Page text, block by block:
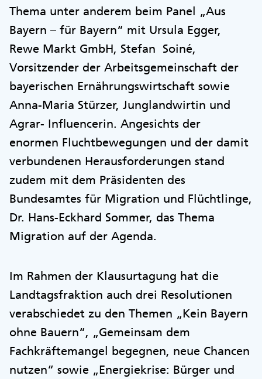
Thema unter anderem beim Panel „Aus
Bayern – für Bayern“ mit Ursula Egger,
Rewe Markt GmbH, Stefan Soiné,
Vorsitzender der Arbeitsgemeinschaft der
bayerischen Ernährungswirtschaft sowie
Anna-Maria Stürzer, Junglandwirtin und
Agrar- Influencerin. Angesichts der
enormen Fluchtbewegungen und der damit
verbundenen Herausforderungen stand
zudem mit dem Präsidenten des
Bundesamtes für Migration und Flüchtlinge,
Dr. Hans-Eckhard Sommer, das Thema
Migration auf der Agenda.
Im Rahmen der Klausurtagung hat die
Landtagsfraktion auch drei Resolutionen
verabschiedet zu den Themen „Kein Bayern
ohne Bauern“, „Gemeinsam dem
Fachkräftemangel begegnen, neue Chancen
nutzen“ sowie „Energiekrise: Bürger und